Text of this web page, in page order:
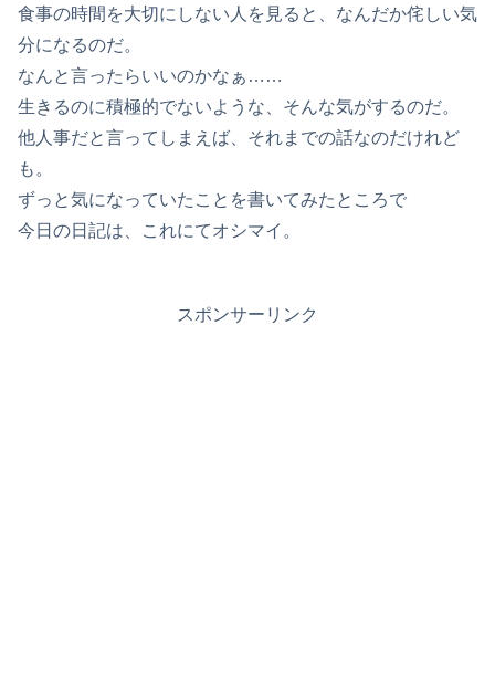
食事の時間を大切にしない人を見ると、なんだか侘しい気
分になるのだ。
なんと言ったらいいのかなぁ……
生きるのに積極的でないような、そんな気がするのだ。
他人事だと言ってしまえば、それまでの話なのだけれど
も。
ずっと気になっていたことを書いてみたところで
今日の日記は、これにてオシマイ。
スポンサーリンク